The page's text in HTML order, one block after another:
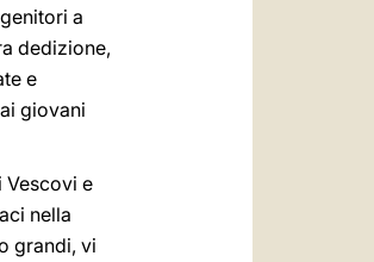
a
dedizione,
e
giovani
Vescovi e
nella
grandi, vi